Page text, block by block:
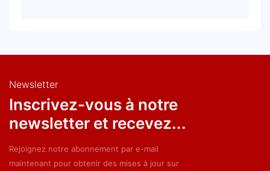
Newsletter
Inscrivez-vous à notre
newsletter et recevez...
Rejoignez notre abonnement par e-mail
maintenant pour obtenir des mises à jour sur